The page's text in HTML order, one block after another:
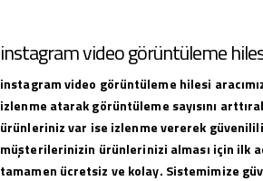
instagram video görüntüleme
instagramvideo görüntüleme hilesi
izlenme atarak görüntüleme sayısını
ürünleriniz var ise izlenme vererek
müşterilerinizin ürünlerinizi alması için ilk
tamamen ücretsiz ve kolay. Sistemimize